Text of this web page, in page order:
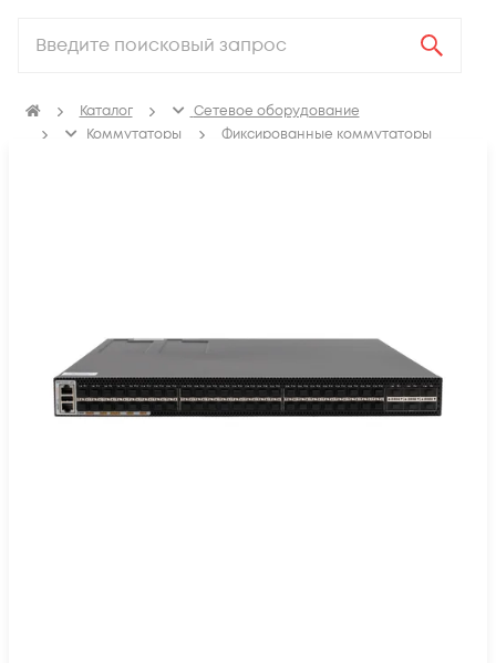
Каталог
Сетевое оборудование
Коммутаторы
Фиксированные коммутаторы